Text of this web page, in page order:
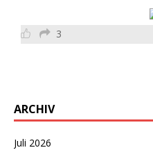
3
ARCHIV
Juli 2026